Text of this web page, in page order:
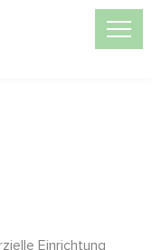
Einrichtung